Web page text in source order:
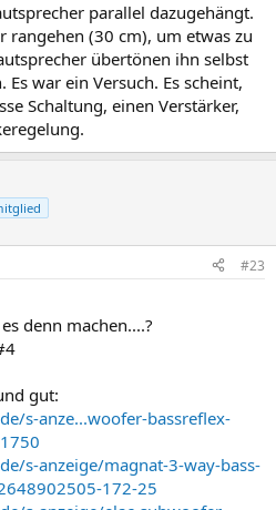
parallel dazugehängt.
rangehen (30 cm), um etwas zu
übertönen ihn selbst
war ein Versuch. Es scheint,
Schaltung, einen Verstärker,
#23
denn machen....?
gut:
s-anze...woofer-bassreflex-
s-anzeige/magnat-3-way-bass-
172-25